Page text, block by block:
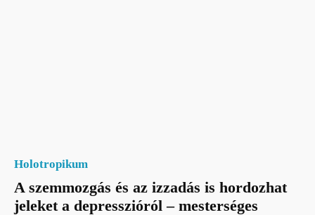
Holotropikum
A szemmozgás és az izzadás is hordozhat
jeleket a depresszióról – mesterséges